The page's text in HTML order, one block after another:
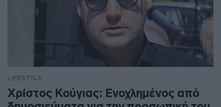
LIFESTYLE
Χρίστος Κούγιας: Ενοχλημένος από